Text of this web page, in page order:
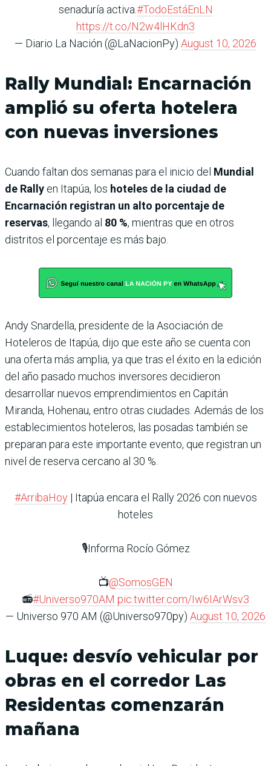
senaduría activa.#TodoEstáEnLN
https://t.co/N2w4lHKdn3
— Diario La Nación (@LaNacionPy) August 10, 2026
Rally Mundial: Encarnación
amplió su oferta hotelera
con nuevas inversiones
Cuando faltan dos semanas para el inicio del Mundial
de Rally en Itapúa, los hoteles de la ciudad de
Encarnación registran un alto porcentaje de
reservas, llegando al 80 %, mientras que en otros
distritos el porcentaje es más bajo.
Andy Snardella, presidente de la Asociación de
Hoteleros de Itapúa, dijo que este año se cuenta con
una oferta más amplia, ya que tras el éxito en la edición
del año pasado muchos inversores decidieron
desarrollar nuevos emprendimientos en Capitán
Miranda, Hohenau, entro otras ciudades. Además de los
establecimientos hoteleros, las posadas también se
preparan para este importante evento, que registran un
nivel de reserva cercano al 30 %.
#ArribaHoy| Itapúa encara el Rally 2026 con nuevos
hoteles
🎙️Informa Rocío Gómez
📺@SomosGEN
📻#Universo970AM pic.twitter.com/Iw6IArWsv3
— Universo 970 AM (@Universo970py) August 10, 2026
Luque: desvío vehicular por
obras en el corredor Las
Residentas comenzarán
mañana